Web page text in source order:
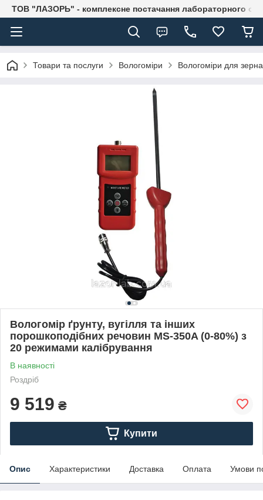
ТОВ "ЛАЗОРЬ" - комплексне постачання лабораторного
Товари та послуги Вологоміри Вологоміри для
Вологомір ґрунту, вугілля та інших
порошкоподібних речовин MS-350A (0-80%) з
20 режимами калібрування
В наявності
Роздріб
9 519 ₴
Купити
Опис Характеристики Доставка Оплата Умови